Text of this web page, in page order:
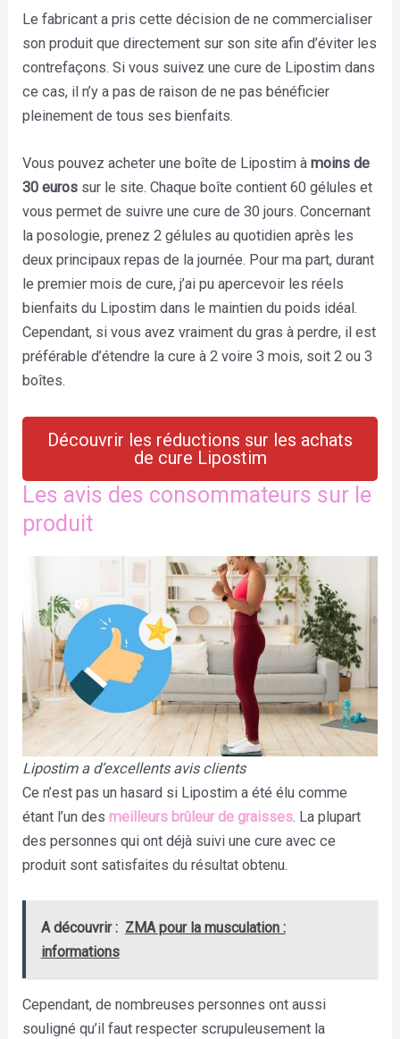
Le fabricant a pris cette décision de ne commercialiser
son produit que directement sur son site afin d’éviter les
contrefaçons. Si vous suivez une cure de Lipostim dans
ce cas, il n’y a pas de raison de ne pas bénéficier
pleinement de tous ses bienfaits.
Vous pouvez acheter une boîte de Lipostim àmoins de
30 euros sur le site. Chaque boîte contient 60 gélules et
vous permet de suivre une cure de 30 jours. Concernant
la posologie, prenez 2 gélules au quotidien après les
deux principaux repas de la journée. Pour ma part, durant
le premier mois de cure, j’ai pu apercevoir les réels
bienfaits du Lipostim dans le maintien du poids idéal.
Cependant, si vous avez vraiment du gras à perdre, il est
préférable d’étendre la cure à 2 voire 3 mois, soit 2 ou 3
boîtes.
Découvrir les réductions sur les achats
de cure Lipostim
Les avis des consommateurs sur le
produit
Lipostim a d’excellents avis clients
Ce n’est pas un hasard si Lipostim a été élu comme
étant l’un desmeilleurs brûleur de graisses. La plupart
des personnes qui ont déjà suivi une cure avec ce
produit sont satisfaites du résultat obtenu.
A découvrir : ZMA pour la musculation :
informations
Cependant, de nombreuses personnes ont aussi
souligné qu’il faut respecter scrupuleusement la